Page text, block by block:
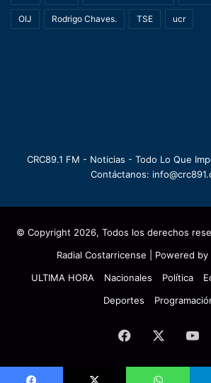
OIJ Rodrigo Chaves. TSE ucr
CRC89.1 FM - Noticias - Todo Lo Que
Contáctanos:
© Copyright 2026, Todos los derechos
Radial Costarricense | Powered by
ULTIMA HORA
Nacionales Política
Deportes
Facebook